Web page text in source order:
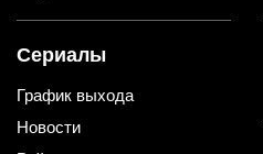
Сериалы
График выхода
Новости